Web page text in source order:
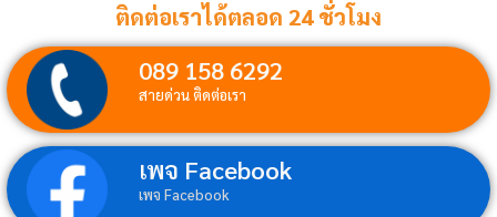
ติดต่อเราได้ตลอด 24 ชั่วโมง
089 158 6292
สายด่วน ติดต่อเรา
เพจ Facebook
เพจ Facebook